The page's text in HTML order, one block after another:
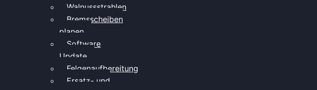
Walnussstrahlen
Bremsscheiben
planen
Software
Update
Felgenaufbereitung
Ersatz- und